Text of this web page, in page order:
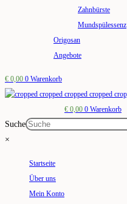
Zahnbürste
Mundspülessenz
Origosan
Angebote
€ 0,00 0 Warenkorb
€ 0,00 0 Warenkorb
Suche
×
Startseite
Über uns
Mein Konto